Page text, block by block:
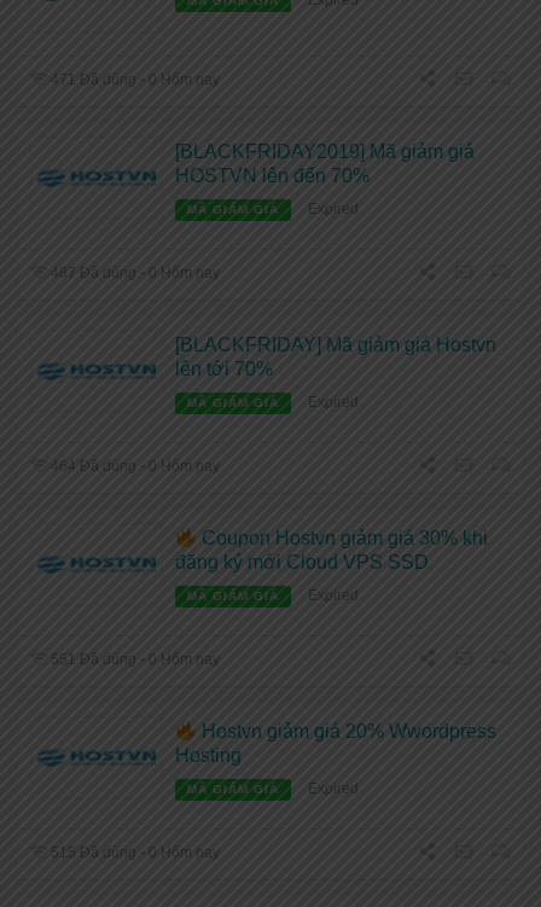
471 Đã dùng - 0 Hôm nay
[BLACKFRIDAY2019] Mã giảm giá
HOSTVN lên đến 70%
MÃ GIẢM GIÁ Expired
487 Đã dùng - 0 Hôm nay
[BLACKFRIDAY] Mã giảm giá Hostvn
lên tới 70%
MÃ GIẢM GIÁ Expired
464 Đã dùng - 0 Hôm nay
Coupon Hostvn giảm giá 30% khi
đăng ký mới Cloud VPS SSD
MÃ GIẢM GIÁ Expired
551 Đã dùng - 0 Hôm nay
Hostvn giảm giá 20% Wwordpress
Hosting
MÃ GIẢM GIÁ Expired
515 Đã dùng - 0 Hôm nay